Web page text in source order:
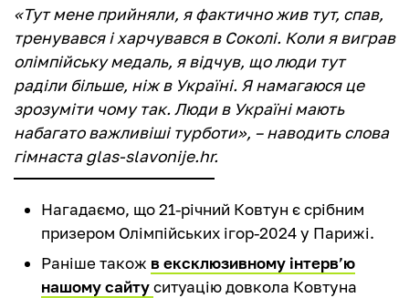
«Тут мене прийняли, я фактично жив тут, спав,
тренувався і харчувався в Соколі. Коли я виграв
олімпійську медаль, я відчув, що люди тут
раділи більше, ніж в Україні. Я намагаюся це
зрозуміти чому так. Люди в Україні мають
набагато важливіші турботи», – наводить слова
гімнаста glas-slavonije.hr.
Нагадаємо, що 21-річний Ковтун є срібним
призером Олімпійських ігор-2024 у Парижі.
Раніше також в ексклюзивному інтерв’ю
нашому сайтуситуацію довкола Ковтуна